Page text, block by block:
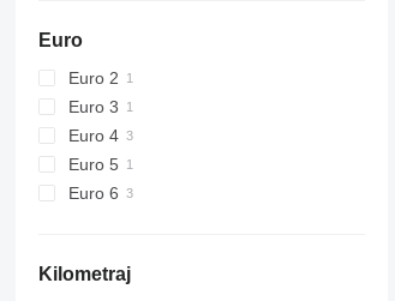
Euro
Euro 2
Euro 3
Euro 4
Euro 5
Euro 6
Kilometraj